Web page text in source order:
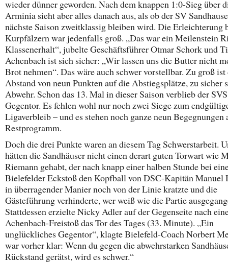
wieder dünner geworden. Nach dem knappen 1:0-Sieg über
Arminia sieht aber alles danach aus, als ob der SV
nächste Saison zweitklassig bleiben wird. Die Erleichterung
Kurpfälzern war jedenfalls groß. „Das war ein Meilenstein
Klassenerhalt“, jubelte Geschäftsführer Otmar Schork und
Achenbach ist sich sicher: „Wir lassen uns die Butter nicht
Brot nehmen“. Das wäre auch schwer vorstellbar. Zu groß ist
Abstand von neun Punkten auf die Abstiegsplätze, zu sicher
Abwehr. Schon das 13. Mal in dieser Saison verblieb der
Gegentor. Es fehlen wohl nur noch zwei Siege zum
Ligaverbleib – und es stehen noch ganze neun Begegnungen
Restprogramm.
Doch die drei Punkte waren an diesem Tag Schwerstarbeit.
hätten die Sandhäuser nicht einen derart guten Torwart wie
Riemann gehabt, der nach knapp einer halben Stunde bei
Bielefelder Eckstoß den Kopfball von DSC-Kapitän Manuel
in überragender Manier noch von der Linie kratzte und die
Gästeführung verhinderte, wer weiß wie die Partie
Stattdessen erzielte Nicky Adler auf der Gegenseite nach
Achenbach-Freistoß das Tor des Tages (33. Minute). „Ein
unglückliches Gegentor“, klagte Bielefeld-Coach Norbert
war vorher klar: Wenn du gegen die abwehrstarken
Rückstand gerätst, wird es schwer.“